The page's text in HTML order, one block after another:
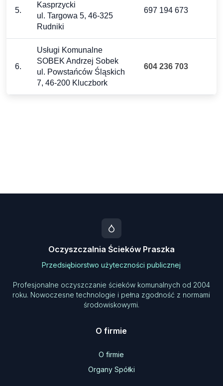
5.
Kasprzycki
ul. Targowa 5, 46-325
Rudniki
697 194 673
6.
Usługi Komunalne
SOBEK Andrzej Sobek
ul. Powstańców Śląskich
7, 46-200 Kluczbork
604 236 703
Oczyszczalnia Ścieków Praszka
Przedsiębiorstwo użyteczności publicznej
Profesjonalne oczyszczanie ścieków komunalnych od 2004
roku. Nowoczesne technologie i pełna zgodność z normami
środowiskowymi.
O firmie
O firmie
Organy Spółki